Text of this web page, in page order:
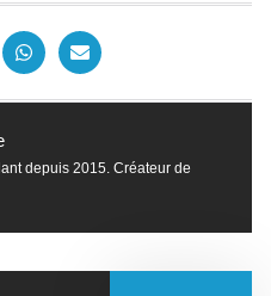
depuis 2015. Créateur de